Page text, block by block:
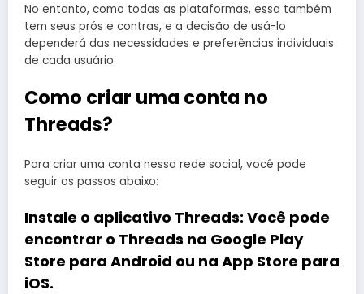
No entanto, como todas as plataformas, essa também
tem seus prós e contras, e a decisão de usá-lo
dependerá das necessidades e preferências individuais
de cada usuário.
Como criar uma conta no
Threads?
Para criar uma conta nessa rede social, você pode
seguir os passos abaixo:
Instale o aplicativo Threads: Você pode
encontrar o Threads na Google Play
Store para Android ou na App Store para
iOS.